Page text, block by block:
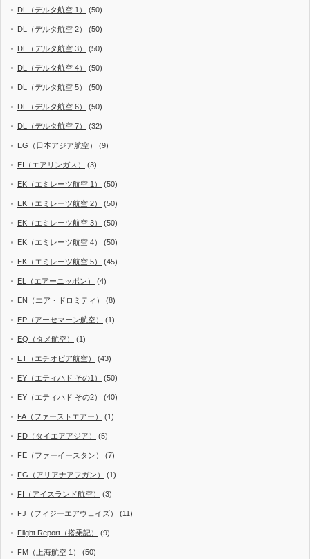
DL（デルタ航空 1） (50)
DL（デルタ航空 2） (50)
DL（デルタ航空 3） (50)
DL（デルタ航空 4） (50)
DL（デルタ航空 5） (50)
DL（デルタ航空 6） (50)
DL（デルタ航空 7） (32)
EG（日本アジア航空） (9)
EI（エアリンガス） (3)
EK（エミレーツ航空 1） (50)
EK（エミレーツ航空 2） (50)
EK（エミレーツ航空 3） (50)
EK（エミレーツ航空 4） (50)
EK（エミレーツ航空 5） (45)
EL（エアーニッポン） (4)
EN（エア・ドロミティ） (8)
EP（アーセマーン航空） (1)
EQ（タメ航空） (1)
ET（エチオピア航空） (43)
EY（エティハド その1） (50)
EY（エティハド その2） (40)
FA（ファーストエアー） (1)
FD（タイエアアジア） (5)
FE（ファーイースタン） (7)
FG（アリアナアフガン） (1)
FI（アイスランド航空） (3)
FJ（フィジーエアウェイズ） (11)
Flight Report（搭乗記） (9)
FM（上海航空 1） (50)